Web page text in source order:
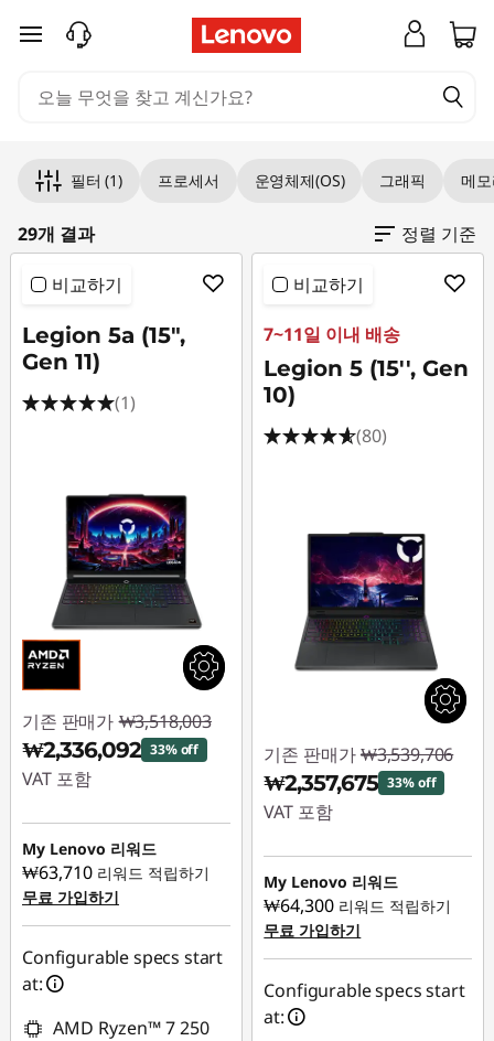
최
이
밍
컴
퓨
주요 콘텐츠로 건너뛰기
필터(1) 프로세서 운영체제(OS) 그래픽 메
29개 결과 정렬 기준
비교하기
Legion 5a (15",
Gen 11)
(1)
기존 판매가 ₩3,518,003
₩2,336,092 33% off
VAT 포함
즉시 할인: :-
₩1,181,911
My Lenovo 리워드
₩63,710 리워드 적립하기
무료 가입하기
Configurable specs start
at:
AMD Ryzen™ 7 250
비교하기
7~11일 이내 배송
Legion 5 (15'', Gen
10)
(80)
기존 판매가 ₩3,539,706
₩2,357,675 33% off
VAT 포함
즉시 할인: :-
₩1,182,031
My Lenovo 리워드
₩64,300 리워드 적립하기
무료 가입하기
Configurable specs start
at: